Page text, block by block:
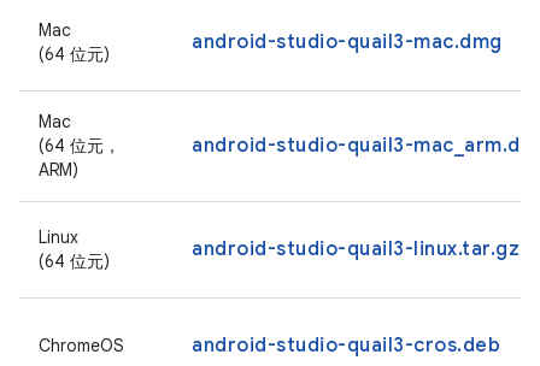
Mac
(64 位元)
android-studio-quail3-mac.dmg
Mac
(64 位元，
ARM)
android-studio-quail3-
Linux
(64 位元)
android-studio-quail3-linux.tar.gz
ChromeOS android-studio-quail3-cros.deb